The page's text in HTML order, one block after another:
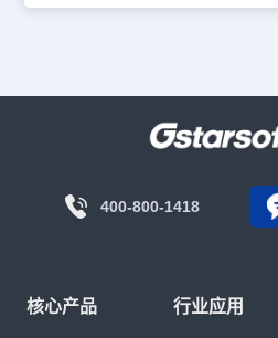
400-800-1418
核心产品 行业应用